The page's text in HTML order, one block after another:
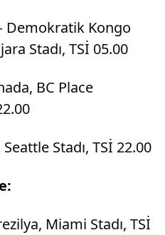
Demokratik Kongo
Stadı, TSİ 05.00
BC Place
Stadı, TSİ 22.00
Miami Stadı, TSİ